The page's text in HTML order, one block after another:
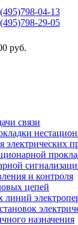
04-13
29-05
руб.
связи
электрических
и контроля
цепей
назначения